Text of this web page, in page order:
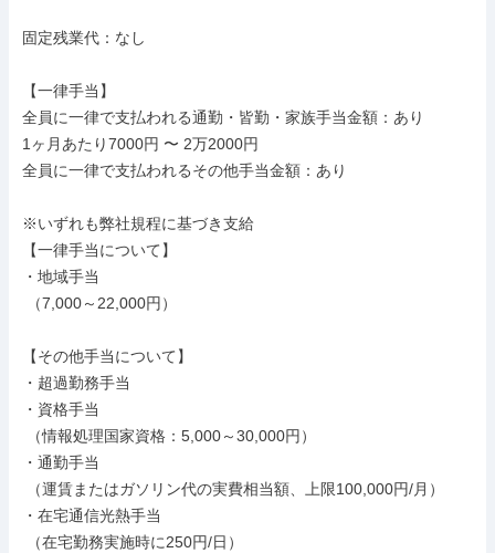
固定残業代：なし
【一律手当】
全員に一律で支払われる通勤・皆勤・家族手当金額：あり
1ヶ月あたり7000円 〜 2万2000円
全員に一律で支払われるその他手当金額：あり
※いずれも弊社規程に基づき支給
【一律手当について】
・地域手当
【その他手当について】
・超過勤務手当
・資格手当
・通勤手当
・在宅通信光熱手当